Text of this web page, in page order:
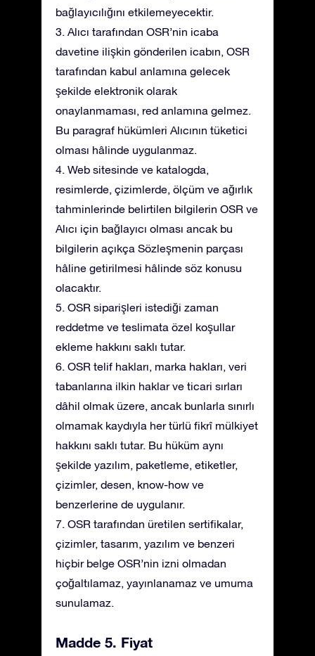
bağlayıcılığını etkilemeyecektir.
3. Alıcı tarafından OSR’nin icaba
davetine ilişkin gönderilen icabın, OSR
tarafından kabul anlamına gelecek
şekilde elektronik olarak
onaylanmaması, red anlamına gelmez.
Bu paragraf hükümleri Alıcının tüketici
olması hâlinde uygulanmaz.
4. Web sitesinde ve katalogda,
resimlerde, çizimlerde, ölçüm ve ağırlık
tahminlerinde belirtilen bilgilerin OSR ve
Alıcı için bağlayıcı olması ancak bu
bilgilerin açıkça Sözleşmenin parçası
hâline getirilmesi hâlinde söz konusu
olacaktır.
5. OSR siparişleri istediği zaman
reddetme ve teslimata özel koşullar
ekleme hakkını saklı tutar.
6. OSR telif hakları, marka hakları, veri
tabanlarına ilkin haklar ve ticari sırları
dâhil olmak üzere, ancak bunlarla sınırlı
olmamak kaydıyla her türlü fikrî mülkiyet
hakkını saklı tutar. Bu hüküm aynı
şekilde yazılım, paketleme, etiketler,
çizimler, desen, know-how ve
benzerlerine de uygulanır.
7. OSR tarafından üretilen sertifikalar,
çizimler, tasarım, yazılım ve benzeri
hiçbir belge OSR’nin izni olmadan
çoğaltılamaz, yayınlanamaz ve umuma
sunulamaz.
Madde 5. Fiyat